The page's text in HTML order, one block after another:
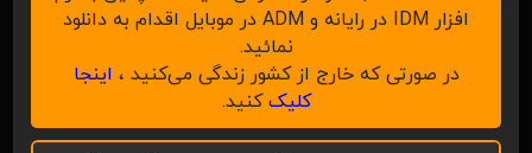
افزار IDM در رایانه و ADM در موبایل اقدام به دانلود
نمائید.
در صورتی که خارج از کشور زندگی می‌کنید ، اینجا
کلیککنید.